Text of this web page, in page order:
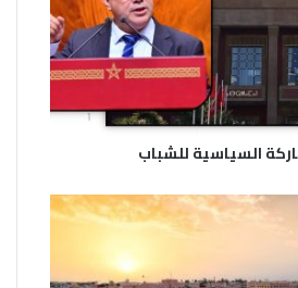
السياسية للشباب